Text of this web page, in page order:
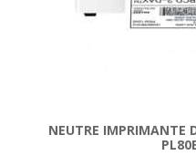
NEUTRE IMPRIMANTE